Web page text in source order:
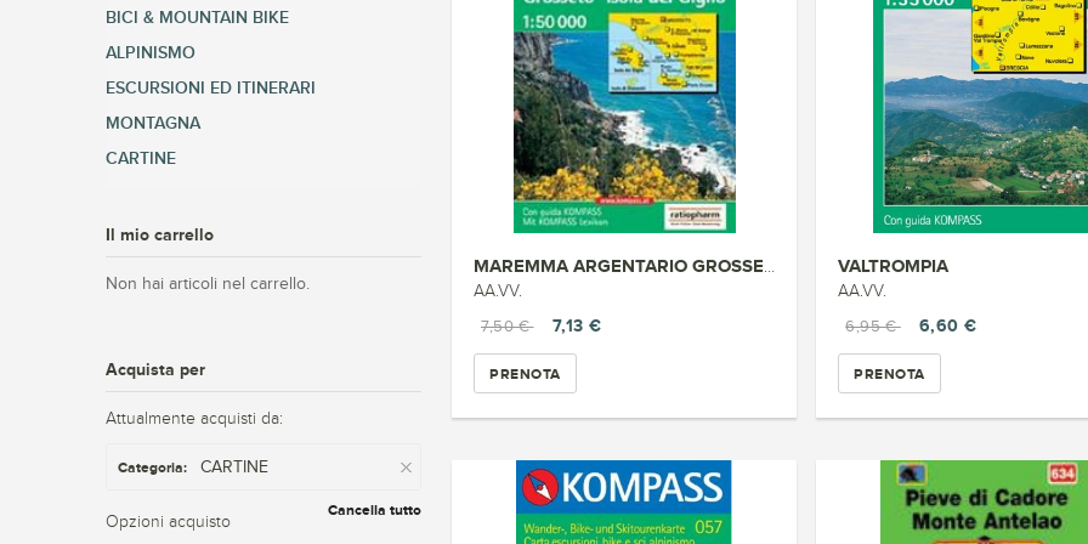
MAREMMA ARGENTARIO GROSSETO IS...
AA.VV.
7,50 €
7,13 €
PRENOTA
VALTROMPIA
AA.VV.
6,95 €
6,60 €
PRENOTA
BICI & MOUNTAIN BIKE
ALPINISMO
ESCURSIONI ED ITINERARI
MONTAGNA
CARTINE
Il mio carrello
Non hai articoli nel carrello.
Acquista per
Attualmente acquisti da:
Categoria: CARTINE
Cancella tutto
Opzioni acquisto